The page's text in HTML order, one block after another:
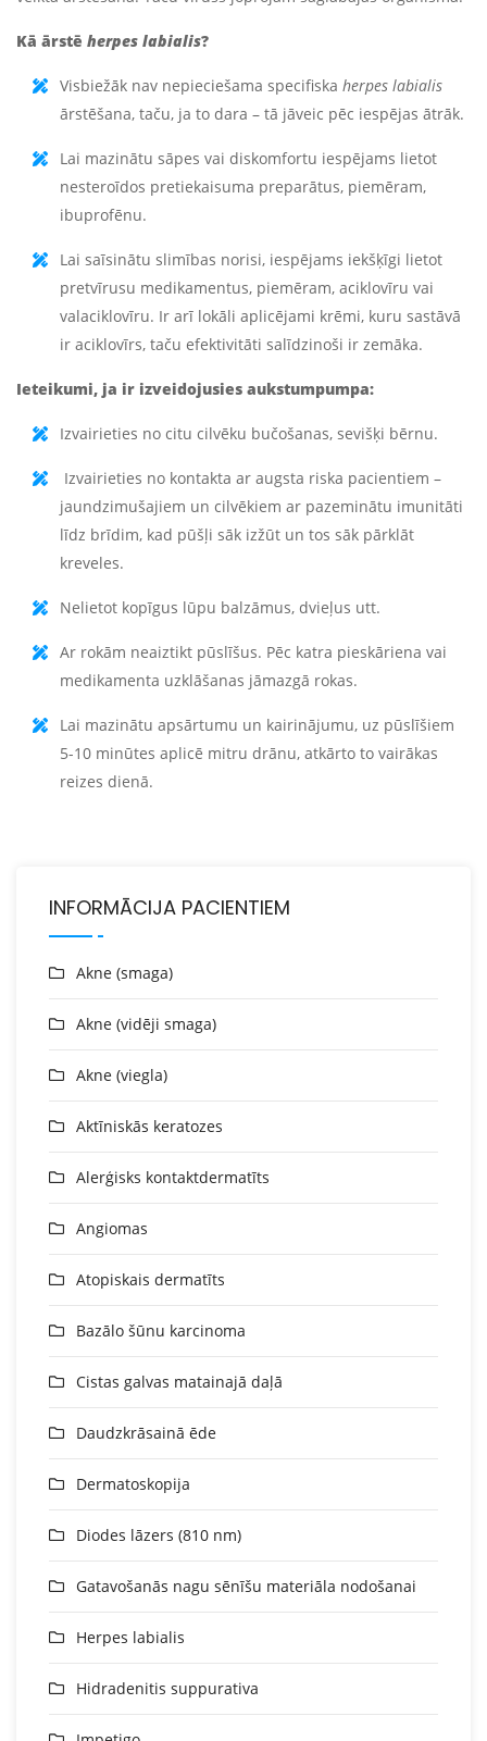
Kā ārstē herpes labialis?
Visbiežāk nav nepieciešama specifiska herpes labialis
ārstēšana, taču, ja to dara – tā jāveic pēc iespējas ātrāk.
Lai mazinātu sāpes vai diskomfortu iespējams lietot
nesteroīdos pretiekaisuma preparātus, piemēram,
ibuprofēnu.
Lai saīsinātu slimības norisi, iespējams iekšķīgi lietot
pretvīrusu medikamentus, piemēram, aciklovīru vai
valaciklovīru. Ir arī lokāli aplicējami krēmi, kuru sastāvā
ir aciklovīrs, taču efektivitāti salīdzinoši ir zemāka.
Ieteikumi, ja ir izveidojusies aukstumpumpa:
Izvairieties no citu cilvēku bučošanas, sevišķi bērnu.
Izvairieties no kontakta ar augsta riska pacientiem –
jaundzimušajiem un cilvēkiem ar pazeminātu imunitāti
līdz brīdim, kad pūšļi sāk izžūt un tos sāk pārklāt
kreveles.
Nelietot kopīgus lūpu balzāmus, dvieļus utt.
Ar rokām neaiztikt pūslīšus. Pēc katra pieskāriena vai
medikamenta uzklāšanas jāmazgā rokas.
Lai mazinātu apsārtumu un kairinājumu, uz pūslīšiem
5-10 minūtes aplicē mitru drānu, atkārto to vairākas
reizes dienā.
INFORMĀCIJA PACIENTIEM
Akne (smaga)
Akne (vidēji smaga)
Akne (viegla)
Aktīniskās keratozes
Alerģisks kontaktdermatīts
Angiomas
Atopiskais dermatīts
Bazālo šūnu karcinoma
Cistas galvas matainajā daļā
Daudzkrāsainā ēde
Dermatoskopija
Diodes lāzers (810 nm)
Gatavošanās nagu sēnīšu materiāla nodošanai
Herpes labialis
Hidradenitis suppurativa